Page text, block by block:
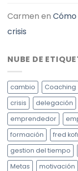
Carmen en
crisis
NUBE DE
cambio Coaching
crisis
delegación
emprendedor
formación
fred
gestion del tiempo
Metas
motivación